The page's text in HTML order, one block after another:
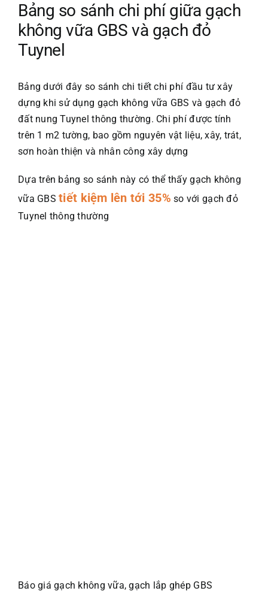
Bảng so sánh chi phí giữa gạch
không vữa GBS và gạch đỏ
Tuynel
Bảng dưới đây so sánh chi tiết chi phí đầu tư xây
dựng khi sử dụng gạch không vữa GBS và gạch đỏ
đất nung Tuynel thông thường. Chi phí được tính
trên 1 m2 tường, bao gồm nguyên vật liệu, xây, trát,
sơn hoàn thiện và nhân công xây dựng
Dựa trên bảng so sánh này có thể thấy gạch không
vữa GBStiết kiệm lên tới 35% so với gạch đỏ
Tuynel thông thường
Báo giá gạch không vữa, gạch lắp ghép GBS